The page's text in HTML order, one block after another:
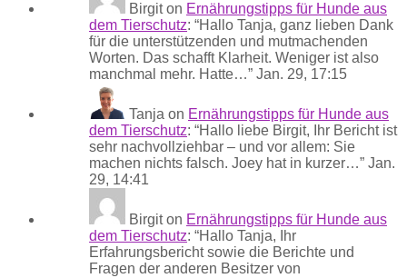
Birgiton Ernährungstipps für Hunde aus
dem Tierschutz: “Hallo Tanja, ganz lieben Dank
für die unterstützenden und mutmachenden
Worten. Das schafft Klarheit. Weniger ist also
manchmal mehr. Hatte…” Jan. 29, 17:15
Tanja on Ernährungstipps für Hunde aus
dem Tierschutz: “Hallo liebe Birgit, Ihr Bericht ist
sehr nachvollziehbar – und vor allem: Sie
machen nichts falsch. Joey hat in kurzer…” Jan.
29, 14:41
Birgiton Ernährungstipps für Hunde aus
dem Tierschutz: “Hallo Tanja, Ihr
Erfahrungsbericht sowie die Berichte und
Fragen der anderen Besitzer von